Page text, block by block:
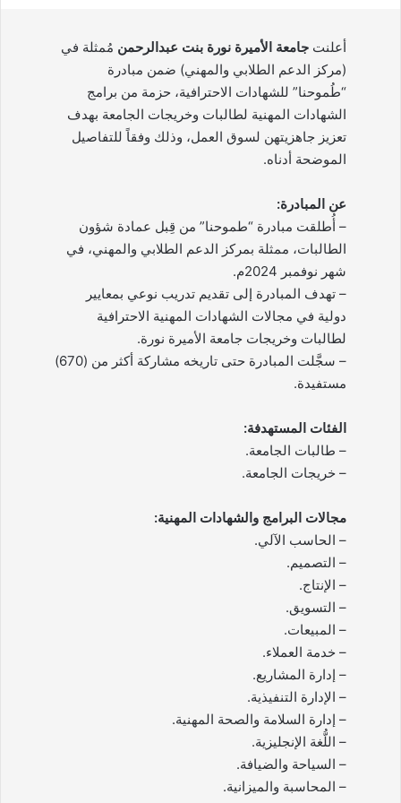
أعلنت جامعة الأميرة نورة بنت عبدالرحمن مُمثلة في
(مركز الدعم الطلابي والمهني) ضمن مبادرة
“طُموحنا” للشهادات الاحترافية، حزمة من برامج
الشهادات المهنية لطالبات وخريجات الجامعة بهدف
تعزيز جاهزيتهن لسوق العمل، وذلك وفقاً للتفاصيل
الموضحة أدناه.
عن المبادرة:
– أُطلقت مبادرة “طموحنا” من قِبل عمادة شؤون
الطالبات، ممثلة بمركز الدعم الطلابي والمهني، في
شهر نوفمبر 2024م.
– تهدف المبادرة إلى تقديم تدريب نوعي بمعايير
دولية في مجالات الشهادات المهنية الاحترافية
لطالبات وخريجات جامعة الأميرة نورة.
– سجَّلت المبادرة حتى تاريخه مشاركة أكثر من (670)
مستفيدة.
الفئات المستهدفة:
– طالبات الجامعة.
– خريجات الجامعة.
مجالات البرامج والشهادات المهنية:
– الحاسب الآلي.
– التصميم.
– الإنتاج.
– التسويق.
– المبيعات.
– خدمة العملاء.
– إدارة المشاريع.
– الإدارة التنفيذية.
– إدارة السلامة والصحة المهنية.
– اللُّغة الإنجليزية.
– السياحة والضيافة.
– المحاسبة والميزانية.